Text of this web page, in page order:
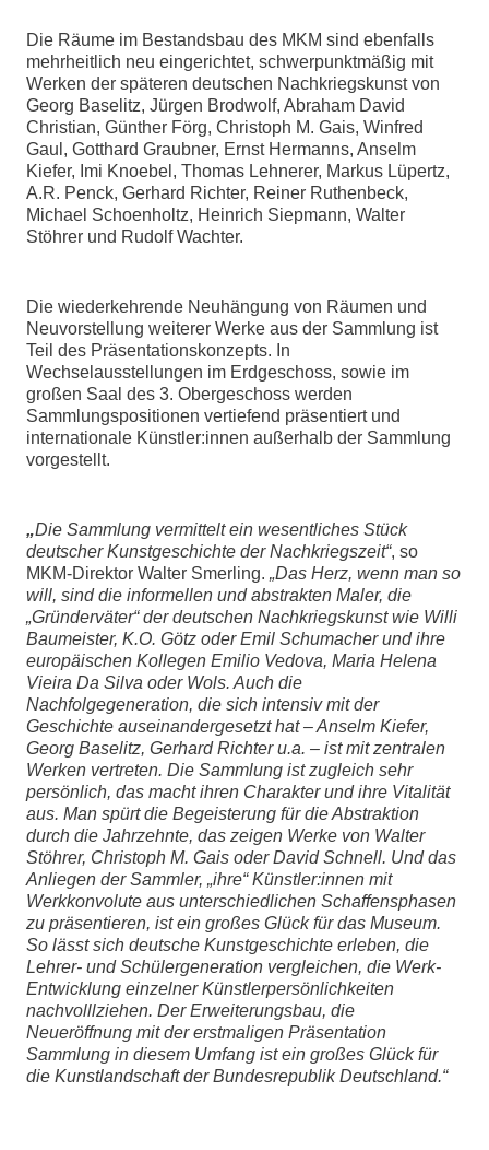
Die Räume im Bestandsbau des MKM sind ebenfalls
mehrheitlich neu eingerichtet, schwerpunktmäßig mit
Werken der späteren deutschen Nachkriegskunst von
Georg Baselitz, Jürgen Brodwolf, Abraham David
Christian, Günther Förg, Christoph M. Gais, Winfred
Gaul, Gotthard Graubner, Ernst Hermanns, Anselm
Kiefer, Imi Knoebel, Thomas Lehnerer, Markus Lüpertz,
A.R. Penck, Gerhard Richter, Reiner Ruthenbeck,
Michael Schoenholtz, Heinrich Siepmann, Walter
Stöhrer und Rudolf Wachter.
Die wiederkehrende Neuhängung von Räumen und
Neuvorstellung weiterer Werke aus der Sammlung ist
Teil des Präsentationskonzepts. In
Wechselausstellungen im Erdgeschoss, sowie im
großen Saal des 3. Obergeschoss werden
Sammlungspositionen vertiefend präsentiert und
internationale Künstler:innen außerhalb der Sammlung
vorgestellt.
„Die Sammlung vermittelt ein wesentliches Stück
deutscher Kunstgeschichte der Nachkriegszeit“, so
MKM-Direktor Walter Smerling. „Das Herz, wenn man so
will, sind die informellen und abstrakten Maler, die
„Gründerväter“ der deutschen Nachkriegskunst wie Willi
Baumeister, K.O. Götz oder Emil Schumacher und ihre
europäischen Kollegen Emilio Vedova, Maria Helena
Vieira Da Silva oder Wols. Auch die
Nachfolgegeneration, die sich intensiv mit der
Geschichte auseinandergesetzt hat – Anselm Kiefer,
Georg Baselitz, Gerhard Richter u.a. – ist mit zentralen
Werken vertreten. Die Sammlung ist zugleich sehr
persönlich, das macht ihren Charakter und ihre Vitalität
aus. Man spürt die Begeisterung für die Abstraktion
durch die Jahrzehnte, das zeigen Werke von Walter
Stöhrer, Christoph M. Gais oder David Schnell. Und das
Anliegen der Sammler, „ihre“ Künstler:innen mit
Werkkonvolute aus unterschiedlichen Schaffensphasen
zu präsentieren, ist ein großes Glück für das Museum.
So lässt sich deutsche Kunstgeschichte erleben, die
Lehrer- und Schülergeneration vergleichen, die Werk-
Entwicklung einzelner Künstlerpersönlichkeiten
nachvolllziehen. Der Erweiterungsbau, die
Neueröffnung mit der erstmaligen Präsentation
Sammlung in diesem Umfang ist ein großes Glück für
die Kunstlandschaft der Bundesrepublik Deutschland.“